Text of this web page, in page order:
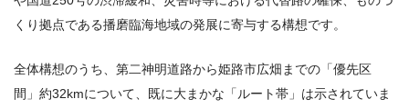
くり拠点である播磨臨海地域の発展に寄与する構想です。
全体構想のうち、第二神明道路から姫路市広畑までの「優先区
間」約32kmについて、既に大まかな「ルート帯」は示されていま